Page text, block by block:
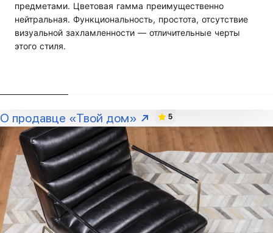
предметами. Цветовая гамма преимущественно
нейтральная. Функциональность, простота, отсутствие
визуальной захламленности — отличительные черты
этого стиля.
О продавце «Твой дом» 5